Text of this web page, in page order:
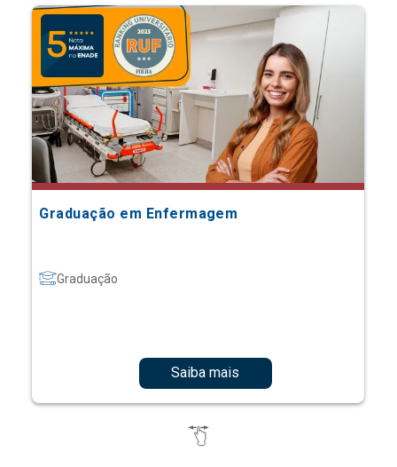
Graduação em Enfermagem
Graduação
Saiba mais